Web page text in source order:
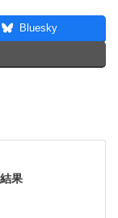
Bluesky
果